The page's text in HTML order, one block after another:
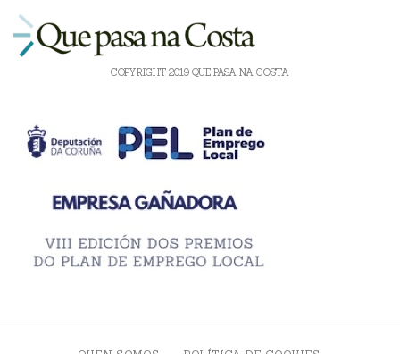
COPYRIGHT 2019 QUE PASA NA COSTA